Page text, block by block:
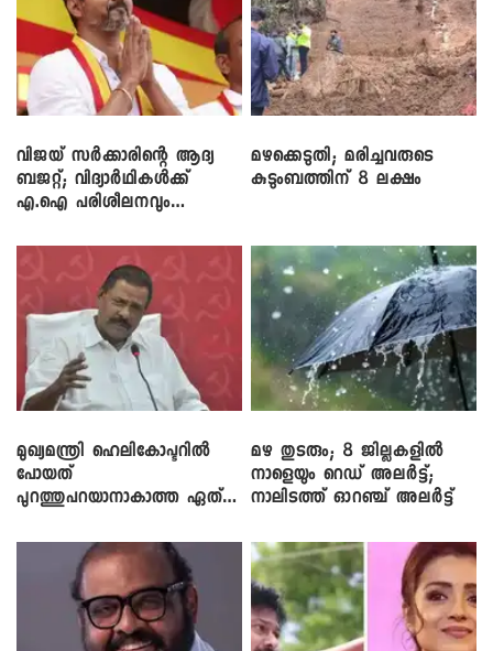
വിജയ് സർക്കാരിന്റെ ആദ്യ
ബജറ്റ്; വിദ്യാർഥികൾക്ക്
എ.ഐ പരിശീലനവും
മഴക്കെടുതി; മരിച്ചവരുടെ
കുടുംബത്തിന് 8 ലക്ഷം
മുഖ്യമന്ത്രി ഹെലികോപ്ടറിൽ
പോയത്
പുറത്തുപറയാനാകാത്ത ഏത്
മഴ തുടരും; 8 ജില്ലകളിൽ
നാളെയും റെഡ് അലർട്ട്;
നാലിടത്ത് ഓറഞ്ച് അലർട്ട്